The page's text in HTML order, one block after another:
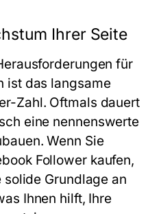
Ihrer Seite
für
ist das langsame
Zahl. Oftmals dauert
eine nennenswerte
Wenn Sie
Follower kaufen,
solide Grundlage an
Ihnen hilft, Ihre